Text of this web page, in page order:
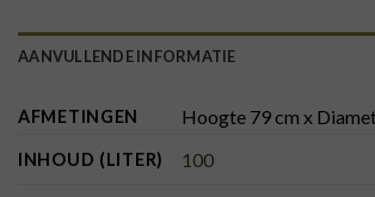
AANVULLENDE INFORMATIE
AFMETINGEN Hoogte 79 cm x
INHOUD (LITER) 100